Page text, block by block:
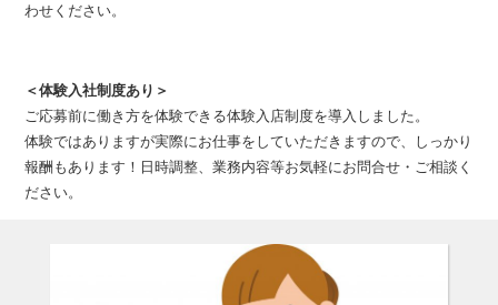
わせください。
＜体験入社制度あり＞
ご応募前に働き方を体験できる体験入店制度を導入しました。
体験ではありますが実際にお仕事をしていただきますので、しっかり
報酬もあります！日時調整、業務内容等お気軽にお問合せ・ご相談く
ださい。